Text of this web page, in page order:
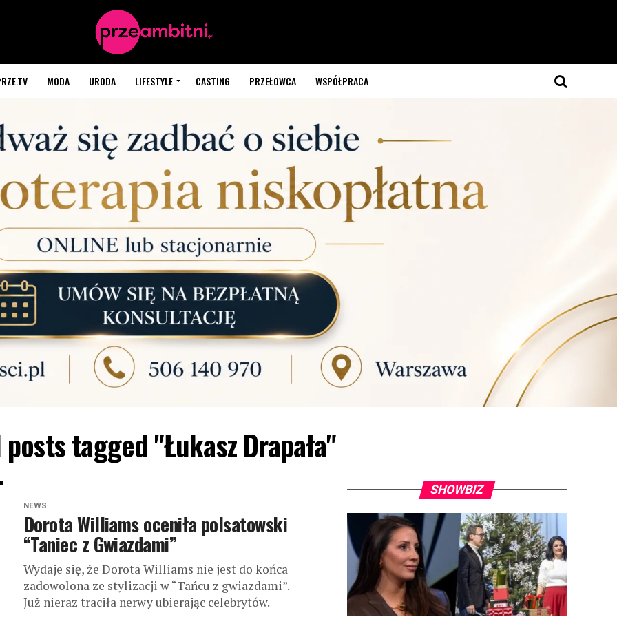
MODA URODA LIFESTYLE CASTING PRZEŁOWCA WSPÓŁPRACA
tagged "Łukasz Drapała"
NEWS
Dorota Williams oceniła polsatowski
“Taniec z Gwiazdami”
Wydaje się, że Dorota Williams nie jest do końca
zadowolona ze stylizacji w “Tańcu z gwiazdami”.
Już nieraz traciła nerwy ubierając celebrytów.
SHOWBIZ